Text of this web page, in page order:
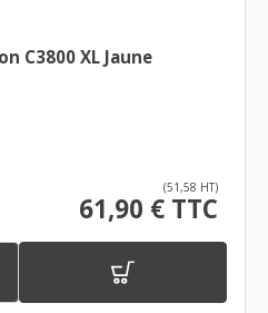
C3800 XL Jaune
(51,58 HT)
61,90 € TTC